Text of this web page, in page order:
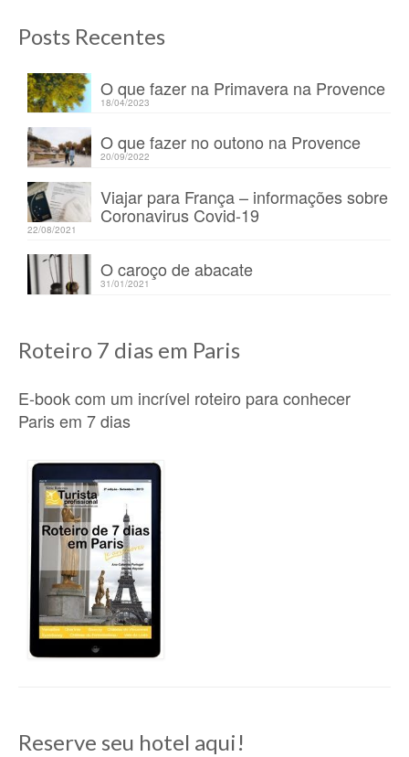
Posts Recentes
O que fazer na Primavera na Provence
18/04/2023
O que fazer no outono na Provence
20/09/2022
Viajar para França – informações sobre
Coronavirus Covid-19
22/08/2021
O caroço de abacate
31/01/2021
Roteiro 7 dias em Paris
E-book com um incrível roteiro para conhecer
Paris em 7 dias
Reserve seu hotel aqui!